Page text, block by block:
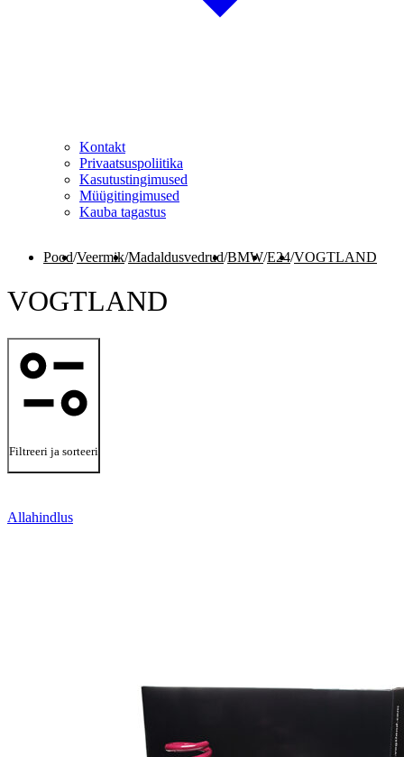
Kontakt
Privaatsuspoliitika
Kasutustingimused
Müügitingimused
Kauba tagastus
Pood/Veermik/Madaldusvedrud/BMW/E24/VOGTLAND
VOGTLAND
Filtreeri ja sorteeri
Allahindlus